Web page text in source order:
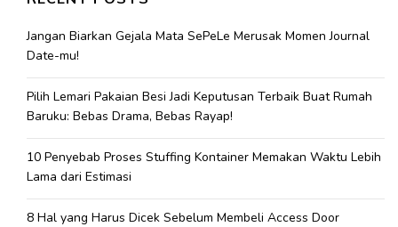
Jangan Biarkan Gejala Mata SePeLe Merusak Momen Journal
Date-mu!
Pilih Lemari Pakaian Besi Jadi Keputusan Terbaik Buat Rumah
Baruku: Bebas Drama, Bebas Rayap!
10 Penyebab Proses Stuffing Kontainer Memakan Waktu Lebih
Lama dari Estimasi
8 Hal yang Harus Dicek Sebelum Membeli Access Door